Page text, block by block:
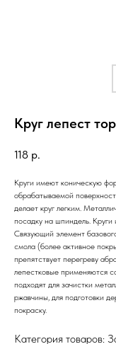
Круг лепест
118 р.
Круги имеют коническую
обрабатываемой
делает круг легким.
посадку на шпиндель.
Связующий элемент
смола (более активное
препятствует перегреву
лепестковые применяются
подходят для зачистки
ржавчины, для подготовки
покраску.
Категория товаров: